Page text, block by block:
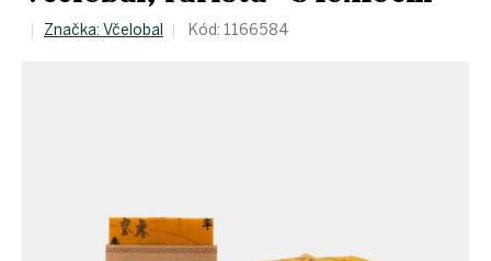
Značka: Včelobal Kód: 1166584